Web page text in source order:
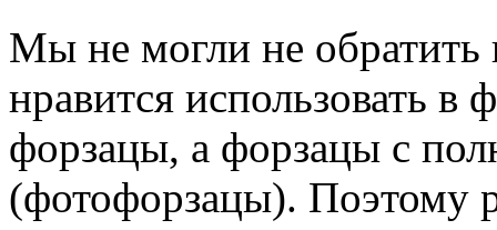
Мы не могли не обратить
нравится использовать в
форзацы, а форзацы с
(фотофорзацы). Поэтому